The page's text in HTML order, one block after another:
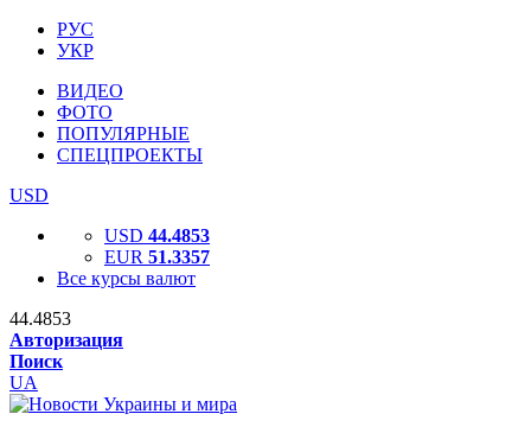
РУС
УКР
ВИДЕО
ФОТО
ПОПУЛЯРНЫЕ
СПЕЦПРОЕКТЫ
USD
USD 44.4853
EUR 51.3357
Все курсы валют
44.4853
Авторизация
Поиск
UA